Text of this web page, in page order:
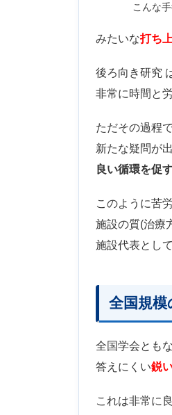
こんな
みたいな打ち
後ろ向き研究
非常に時間と
ただその過程で
新たな疑問が
良い循環を促
このように苦
施設の質(治療
施設代表とし
全国規模
全国学会とも
答えにくい鋭
これは非常に